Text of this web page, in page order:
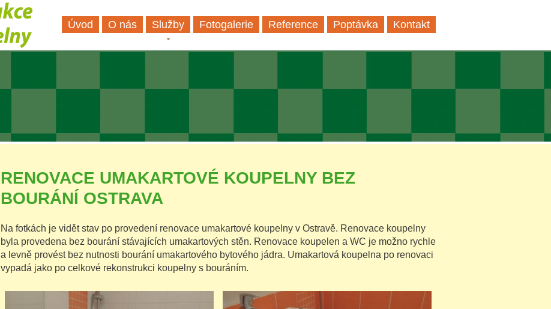
Úvod O nás Služby Fotogalerie Reference Poptávka Kontakt
RENOVACE UMAKARTOVÉ KOUPELNY BEZ
BOURÁNÍ OSTRAVA
Na fotkách je vidět stav po provedení renovace umakartové koupelny v Ostravě. Renovace koupelny
byla provedena bez bourání stávajících umakartových stěn. Renovace koupelen a WC je možno rychle
a levně provést bez nutnosti bourání umakartového bytového jádra. Umakartová koupelna po renovaci
vypadá jako po celkové rekonstrukci koupelny s bouráním.